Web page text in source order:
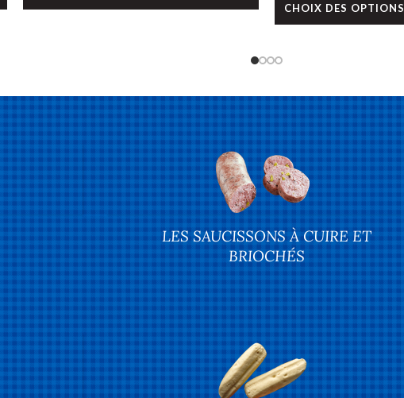
CHOIX DES OPTIONS
LES SAUCISSONS À CUIRE ET
BRIOCHÉS